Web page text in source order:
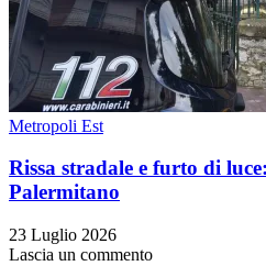
Metropoli Est
Rissa stradale e furto di
Palermitano
23 Luglio 2026
Lascia un commento